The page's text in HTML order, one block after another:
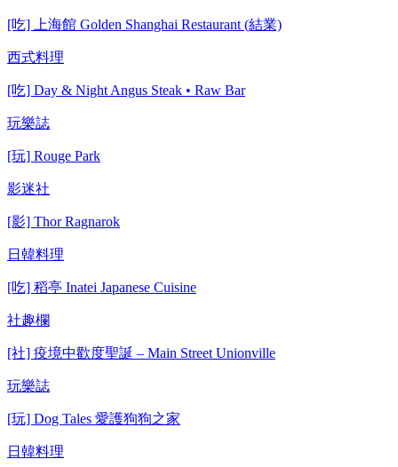
[吃] 上海館 Golden Shanghai Restaurant (結業)
西式料理
[吃] Day & Night Angus Steak • Raw Bar
玩樂誌
[玩] Rouge Park
影迷社
[影] Thor Ragnarok
日韓料理
[吃] 稻亭 Inatei Japanese Cuisine
社趣欄
[社] 疫境中歡度聖誕 – Main Street Unionville
玩樂誌
[玩] Dog Tales 愛護狗狗之家
日韓料理